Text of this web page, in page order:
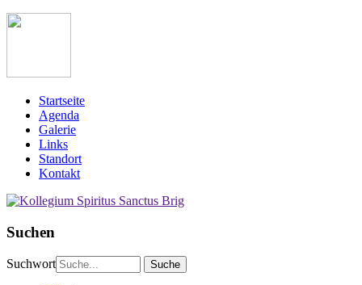
Startseite
Agenda
Galerie
Links
Standort
Kontakt
Suchen
Suchwort